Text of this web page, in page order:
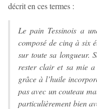
décrit en ces termes :
Le pain Tessinois a
composé de cinq à six
sur toute sa longueur.
rester clair et sa mie a
grâce à l’huile
pas avec un couteau
particulièrement bien